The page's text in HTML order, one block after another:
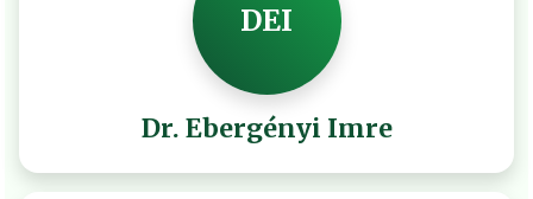
DEI
Dr. Ebergényi Imre